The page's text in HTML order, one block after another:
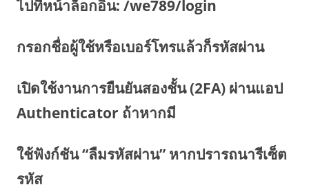
ไปที่หน้าล็อกอิน: /we789/login
กรอกชื่อผู้ใช้หรือเบอร์โทรแล้วก็รหัสผ่าน
เปิดใช้งานการยืนยันสองชั้น (2FA) ผ่านแอป
Authenticator ถ้าหากมี
ใช้ฟังก์ชัน “ลืมรหัสผ่าน” หากปรารถนารีเซ็ต
รหัส